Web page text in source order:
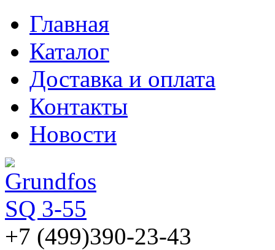
Главная
Каталог
Доставка и оплата
Контакты
Новости
+7 (499)390-23-43